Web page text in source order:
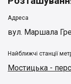
Адреса
вул. Маршала
Найближчі станції
Мостицька -